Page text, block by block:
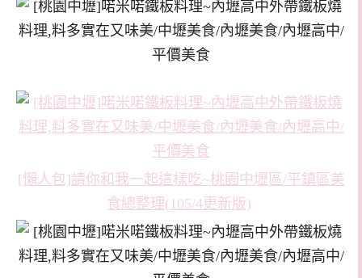
[懶人包]請你和我一起這樣吃~桃園中壢區/平鎮區美
食總整理(105/4更新版)